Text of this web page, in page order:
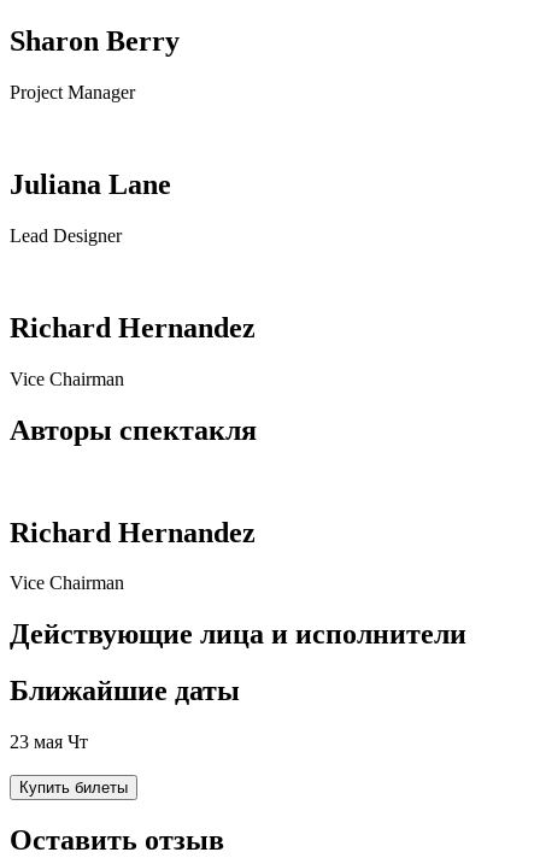
Sharon Berry
Project Manager
Juliana Lane
Lead Designer
Richard Hernandez
Vice Chairman
Авторы спектакля
Richard Hernandez
Vice Chairman
Действующие лица и исполнители
Ближайшие даты
23 мая Чт
Купить билеты
Оставить отзыв